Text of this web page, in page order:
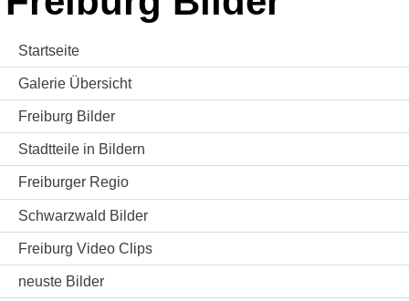
Startseite
Galerie Übersicht
Freiburg Bilder
Stadtteile in Bildern
Freiburger Regio
Schwarzwald Bilder
Freiburg Video Clips
neuste Bilder